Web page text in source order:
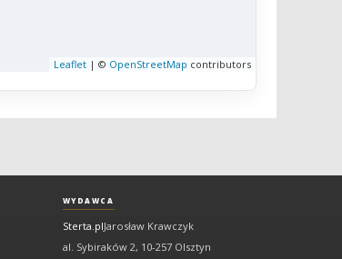
Leaflet | © OpenStreetMap contributors
WYDAWCA
Sterta.plJarosław Krawczyk
al. Sybiraków 2, 10-257 Olsztyn